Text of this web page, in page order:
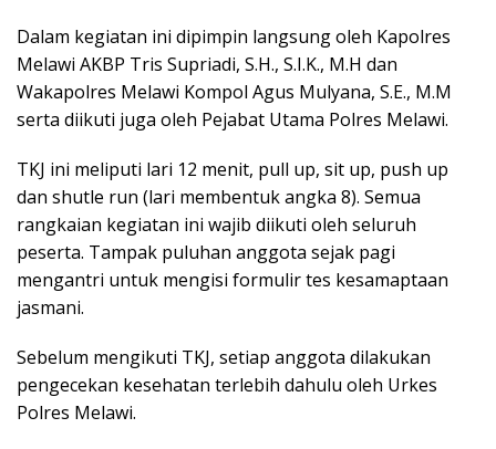
Dalam kegiatan ini dipimpin langsung oleh Kapolres
Melawi AKBP Tris Supriadi, S.H., S.I.K., M.H dan
Wakapolres Melawi Kompol Agus Mulyana, S.E., M.M
serta diikuti juga oleh Pejabat Utama Polres Melawi.
TKJ ini meliputi lari 12 menit, pull up, sit up, push up
dan shutle run (lari membentuk angka 8). Semua
rangkaian kegiatan ini wajib diikuti oleh seluruh
peserta. Tampak puluhan anggota sejak pagi
mengantri untuk mengisi formulir tes kesamaptaan
jasmani.
Sebelum mengikuti TKJ, setiap anggota dilakukan
pengecekan kesehatan terlebih dahulu oleh Urkes
Polres Melawi.